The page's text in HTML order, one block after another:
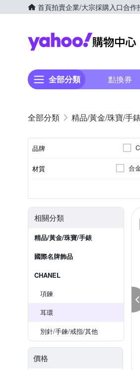
首頁拍賣企業/大宗採購入口合作
全部分類 點換券
精品/黃金/珠寶/手錶
品牌
材質 合
相關分類
精品/黃金/珠寶/手錶
國際名牌飾品
CHANEL
項鍊
耳環
別針/手鍊/戒指/其他
價格
品精選結帳95折